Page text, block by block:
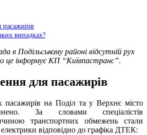
випадках?
в Подільському районі відсутній рух
це інформує КП “Київпастранс”.
для пасажирів
пасажирів на Поділ та у Верхнє місто
За словами спеціалістів
транспортних обмежень стали
відповідно до графіка ДТЕК: